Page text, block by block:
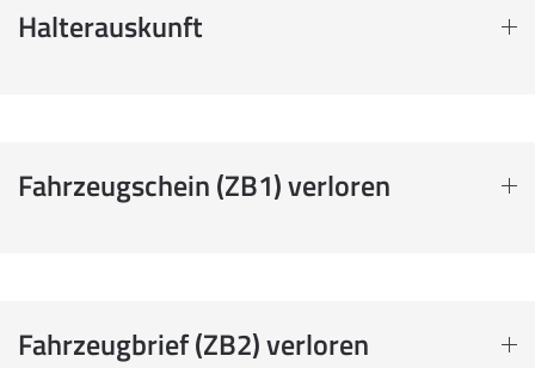
Halterauskunft
Fahrzeugschein (ZB1) verloren
Fahrzeugbrief (ZB2) verloren